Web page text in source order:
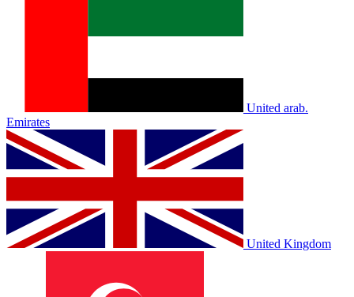
United arab.
Emirates
United Kingdom